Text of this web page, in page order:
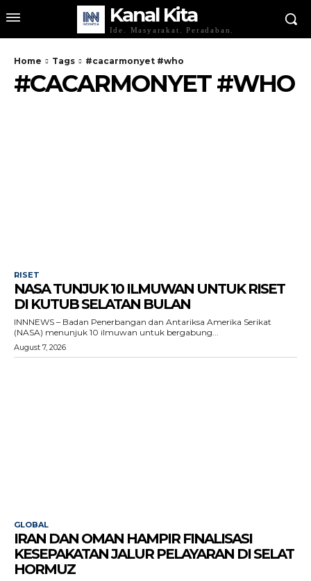
Kanal Kita
Ide. Masyarakat. Peradaban.
Home Tags #cacarmonyet #who
#CACARMONYET #WHO
RISET
NASA TUNJUK 10 ILMUWAN UNTUK RISET
DI KUTUB SELATAN BULAN
INNNEWS – Badan Penerbangan dan Antariksa Amerika Serikat
(NASA) menunjuk 10 ilmuwan untuk bergabung...
August 7, 2026
GLOBAL
IRAN DAN OMAN HAMPIR FINALISASI
KESEPAKATAN JALUR PELAYARAN DI SELAT
HORMUZ